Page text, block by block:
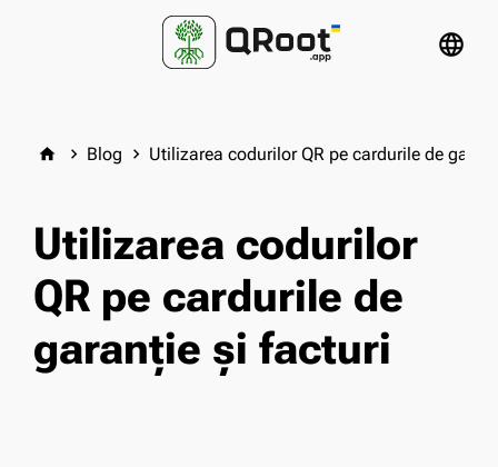
language
home keyboard_arrow_right Blog keyboard_arrow_right Utilizarea codurilor QR pe cardurile de
Utilizarea codurilor
QR pe cardurile de
garanție și facturi